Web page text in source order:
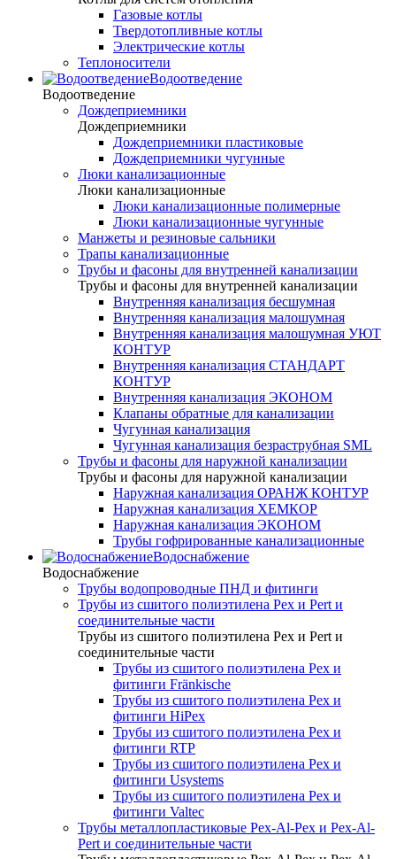
Газовые котлы
Твердотопливные котлы
Электрические котлы
Теплоносители
Водоотведение
Водоотведение
Дождеприемники
Дождеприемники
Дождеприемники пластиковые
Дождеприемники чугунные
Люки канализационные
Люки канализационные
Люки канализационные полимерные
Люки канализационные чугунные
Манжеты и резиновые сальники
Трапы канализационные
Трубы и фасоны для внутренней канализации
Трубы и фасоны для внутренней канализации
Внутренняя канализация бесшумная
Внутренняя канализация малошумная
Внутренняя канализация малошумная УЮТ
КОНТУР
Внутренняя канализация СТАНДАРТ
КОНТУР
Внутренняя канализация ЭКОНОМ
Клапаны обратные для канализации
Чугунная канализация
Чугунная канализация безраструбная SML
Трубы и фасоны для наружной канализации
Трубы и фасоны для наружной канализации
Наружная канализация ОРАНЖ КОНТУР
Наружная канализация ХЕМКОР
Наружная канализация ЭКОНОМ
Трубы гофрированные канализационные
Водоснабжение
Водоснабжение
Трубы водопроводные ПНД и фитинги
Трубы из сшитого полиэтилена Pex и Pert и
соединительные части
Трубы из сшитого полиэтилена Pex и Pert и
соединительные части
Трубы из сшитого полиэтилена Pex и
фитинги Fränkische
Трубы из сшитого полиэтилена Pex и
фитинги HiPex
Трубы из сшитого полиэтилена Pex и
фитинги RTP
Трубы из сшитого полиэтилена Pex и
фитинги Usystems
Трубы из сшитого полиэтилена Pex и
фитинги Valtec
Трубы металлопластиковые Pex-Al-Pex и Pex-Al-
Pert и соединительные части